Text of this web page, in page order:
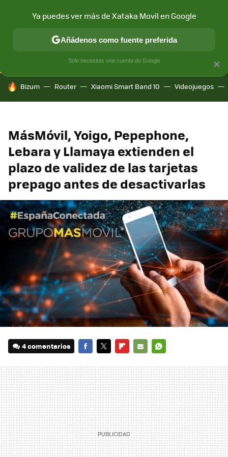
CONECTIVIDAD MÓVIL Y SOCIEDAD APLICACIONES
HOY SE HABLA DE
Bizum Router Xiaomi Smart Band 10 Videojuegos
MásMóvil, Yoigo, Pepephone,
Lebara y Llamaya extienden el
plazo de validez de las tarjetas
prepago antes de desactivarlas
4 comentarios
MAIL
×
Ya puedes ver más de Xataka Movil en Google
Añádenos como fuente preferida
Solo necesitas una cuenta de Google